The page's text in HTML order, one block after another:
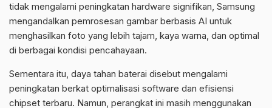
tidak mengalami peningkatan hardware signifikan, Samsung
mengandalkan pemrosesan gambar berbasis AI untuk
menghasilkan foto yang lebih tajam, kaya warna, dan optimal
di berbagai kondisi pencahayaan.
Sementara itu, daya tahan baterai disebut mengalami
peningkatan berkat optimalisasi software dan efisiensi
chipset terbaru. Namun, perangkat ini masih menggunakan